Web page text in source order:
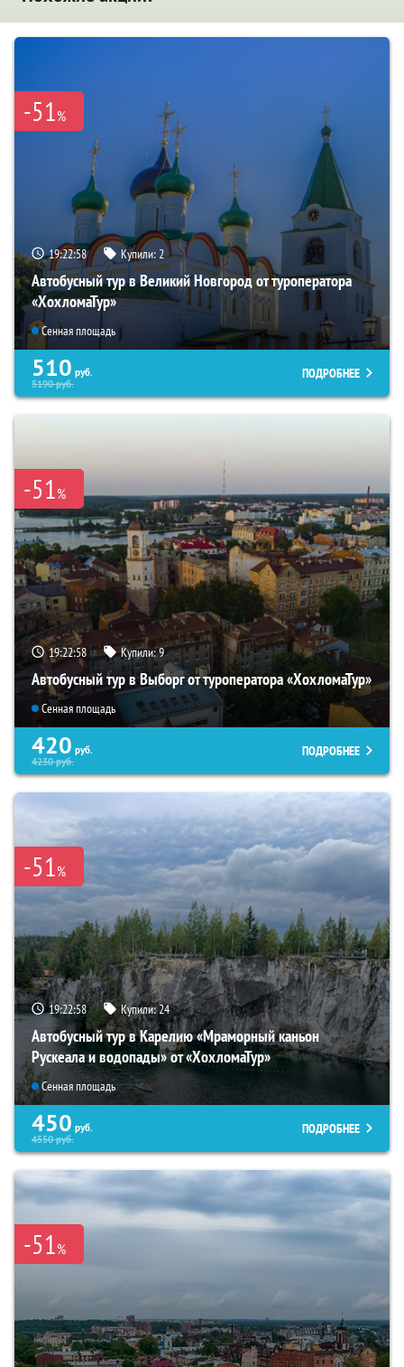
-51%
19:22:56 Купили:2
Автобусный тур в Великий Новгород от туроператора
«ХохломаТур»
Сенная площадь
510 руб.
5190руб.
ПОДРОБНЕЕ
-51%
19:22:56 Купили:9
Автобусный тур в Выборг от туроператора «ХохломаТур»
Сенная площадь
420 руб.
4230руб.
ПОДРОБНЕЕ
-51%
19:22:56 Купили:24
Автобусный тур в Карелию «Мраморный каньон
Рускеала и водопады» от «ХохломаТур»
Сенная площадь
450 руб.
4550руб.
ПОДРОБНЕЕ
-51%